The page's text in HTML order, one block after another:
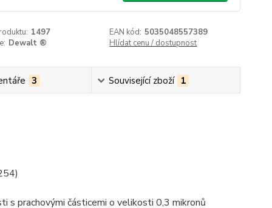
1497 EAN kód: 5035048557389
Dewalt ® Hlídat cenu / dostupnost
3 Související zboží 1
s prachovými částicemi o velikosti 0,3 mikronů